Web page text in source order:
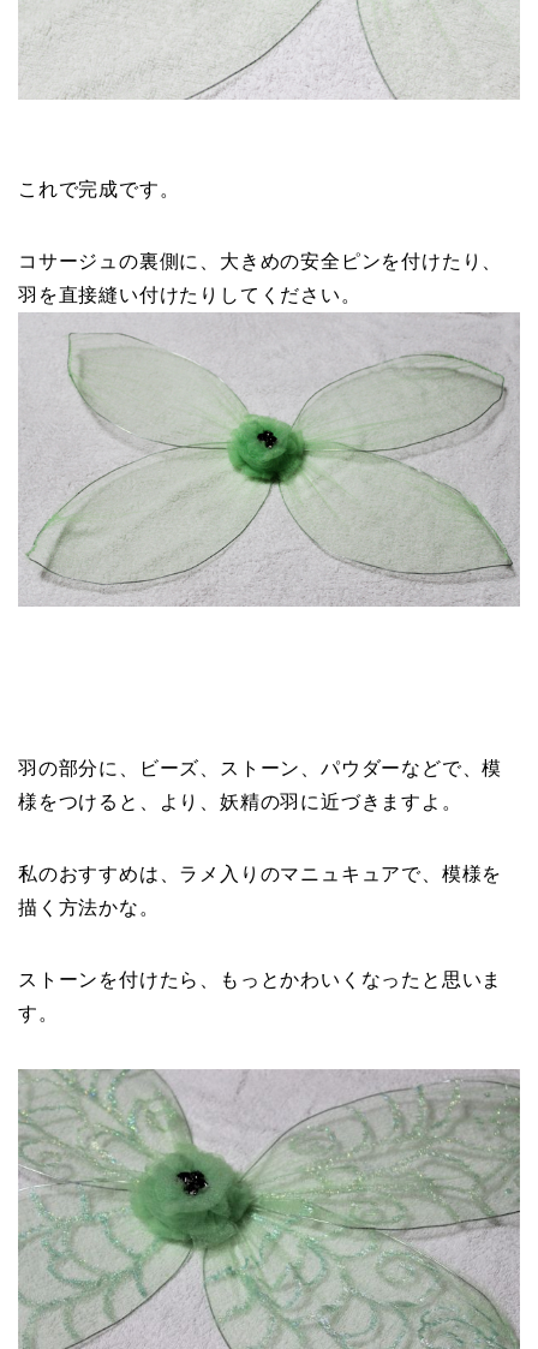
これで完成です。
コサージュの裏側に、大きめの安全ピンを付けたり、
羽を直接縫い付けたりしてください。
羽の部分に、ビーズ、ストーン、パウダーなどで、模
様をつけると、より、妖精の羽に近づきますよ。
私のおすすめは、ラメ入りのマニュキュアで、模様を
描く方法かな。
ストーンを付けたら、もっとかわいくなったと思いま
す。